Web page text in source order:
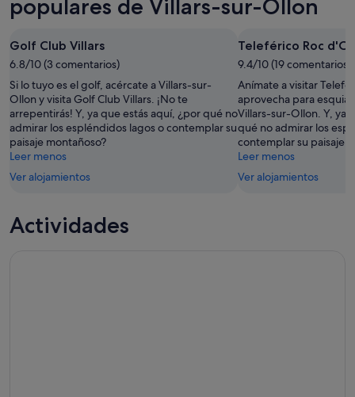
noche,
ago
-
10
ago
para
por
la
noche,
10
ago
-
11
ago
sur-
para
el
próximo
fin
de
semana,
14
ago
-
ago
populares de Villars-sur-Ollon
Golf Club Villars
6.8/10 (3 comentarios)
Si lo tuyo es el golf, acércate a Villars-sur-
Ollon y visita Golf Club Villars. ¡No te
arrepentirás! Y, ya que estás aquí, ¿por qué no
admirar los espléndidos lagos o contemplar su
paisaje montañoso?
Leer menos
Ver alojamientos
Teleférico Roc
9.4/10 (19 comentarios)
Anímate a visitar
aprovecha para
Villars-sur-Ollon. Y, ya
qué no admirar los
contemplar su paisaje
Leer menos
Ver alojamientos
Actividades